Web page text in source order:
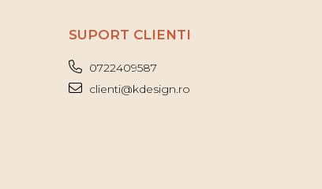
SUPORT CLIENTI
0722409587
clienti@kdesign.ro